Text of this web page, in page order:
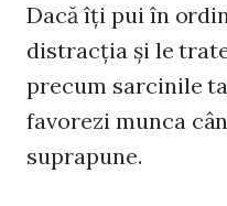
Dacă îţi pui în
distracţia şi le
precum sarcinile
favorezi munca
suprapune.